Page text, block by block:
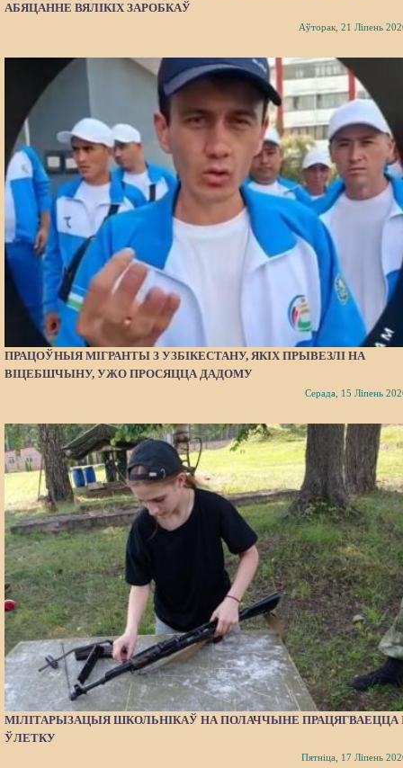
АБЯЦАННЕ ВЯЛІКІХ ЗАРОБКАЎ
Аўторак, 21 Ліпень
ПРАЦОЎНЫЯ МІГРАНТЫ З УЗБІКЕСТАНУ, ЯКІХ ПРЫВЕЗЛІ НА
ВІЦЕБШЧЫНУ, УЖО ПРОСЯЦЦА ДАДОМУ
Серада, 15 Ліпень
МІЛІТАРЫЗАЦЫЯ ШКОЛЬНІКАЎ НА ПОЛАЧЧЫНЕ ПРАЦЯГВАЕЦЦА
ЎЛЕТКУ
Пятніца, 17 Ліпень